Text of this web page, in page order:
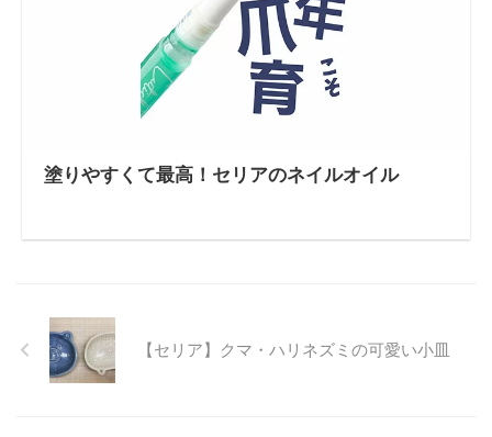
塗りやすくて最高！セリアのネイルオイル
【セリア】クマ・ハリネズミの可愛い小皿